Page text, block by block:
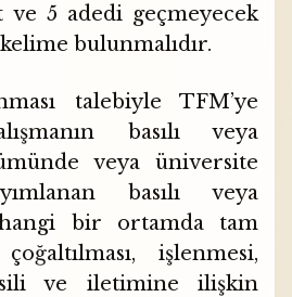
5 adedi geçmeyecek
bulunmalıdır.
talebiyle TFM’ye
basılı veya
veya üniversite
basılı veya
bir ortamda tam
işlenmesi,
ve iletimine ilişkin